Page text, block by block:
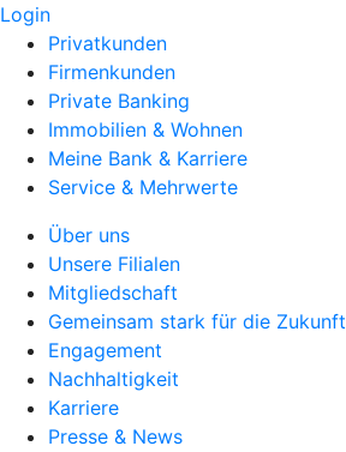
Login
Privatkunden
Firmenkunden
Private Banking
Immobilien & Wohnen
Meine Bank & Karriere
Service & Mehrwerte
Über uns
Unsere Filialen
Mitgliedschaft
Gemeinsam stark für die Zukunft
Engagement
Nachhaltigkeit
Karriere
Presse & News